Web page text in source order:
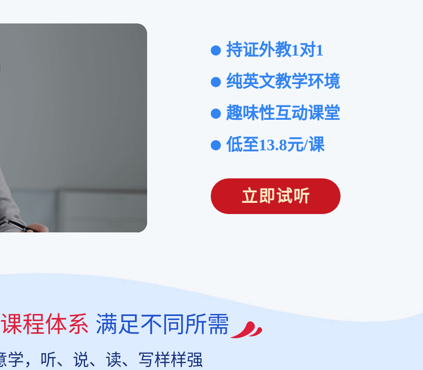
持证外教1对1
纯英文教学环境
趣味性互动课堂
低至13.8元/课
立即试听
程体系 满足不同所需
学，听、说、读、写样样强